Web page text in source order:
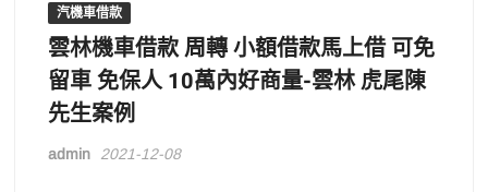
汽機車借款
雲林機車借款 周轉 小額借款馬上借 可免
留車 免保人 10萬內好商量-雲林 虎尾陳
先生案例
admin 2021-12-08